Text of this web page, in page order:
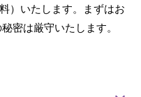
）いたします。まずはお
密は厳守いたします。